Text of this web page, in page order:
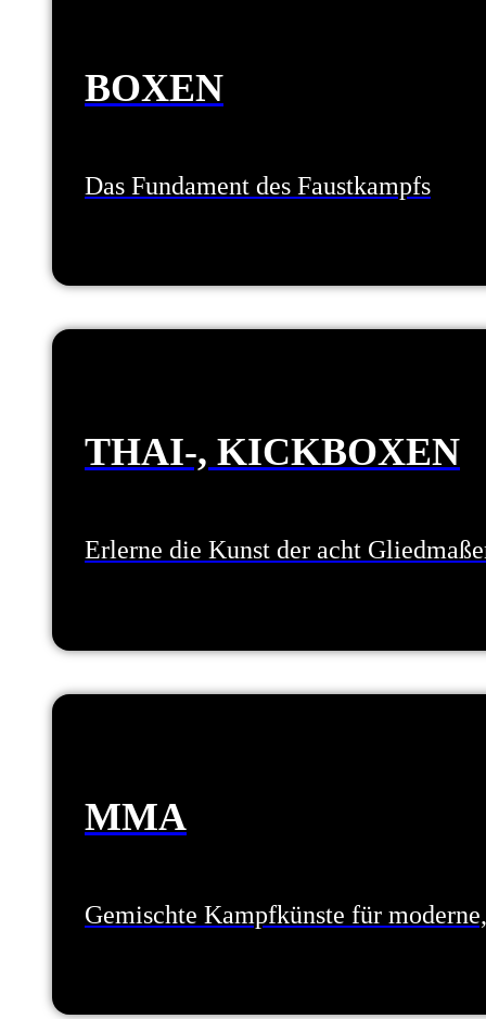
BOXEN
Das Fundament des Faustkampfs
THAI-, KICKBOXEN
Erlerne die Kunst der acht
MMA
Gemischte Kampfkünste für